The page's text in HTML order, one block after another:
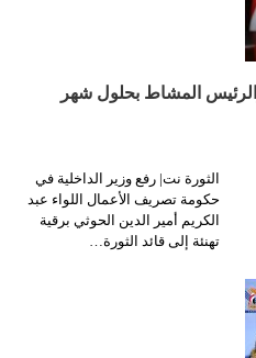
والرئيس المشاط بحلول شهر
الثورة نت| رفع وزير الداخلية في
حكومة تصريف الأعمال اللواء عبد
الكريم أمير الدين الحوثي برقية
تهنئة إلى قائد الثورة…